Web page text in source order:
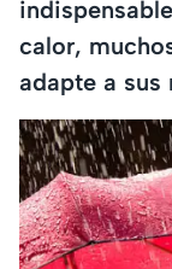
calor,
adapte a sus